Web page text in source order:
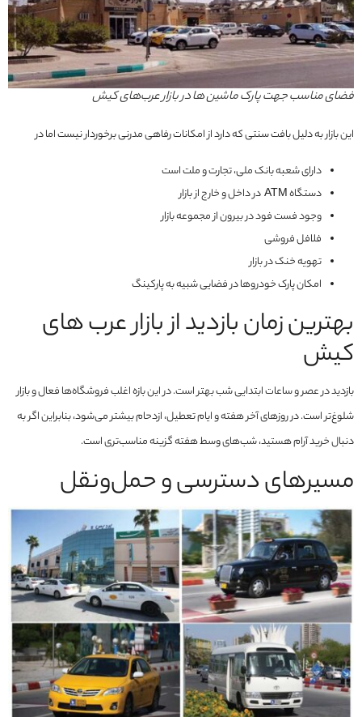
فضای مناسب جهت پارک ماشین ها در بازار عرب‌های کیش
این بازار به دلیل بافت سنتی که دارد از امکانات رفاهی مدرنی برخوردار نیست اما در
دارای شعبه بانک ملی، تجارت و ملت است
دستگاه ATM در داخل و خارج از بازار
وجود فست فود در بیرون از مجموعه بازار
فلافل فروشی
تهویه خنک در بازار
امکان پارک خودروها در فضایی شبیه به پارکینگ
بهترین زمان بازدید از بازار عرب‌ های
کیش
بازدید در عصر و ساعات ابتدایی شب بهتر است. در این بازه اغلب فروشگاه‌ها فعال و بازار
شلوغ‌تر است. در روزهای آخر هفته و ایام تعطیل، ازدحام بیشتر می‌شود، بنابراین اگر به
دنبال خرید آرام هستید، شب‌های وسط هفته گزینه مناسب‌تری است.
مسیرهای دسترسی و حمل‌ونقل